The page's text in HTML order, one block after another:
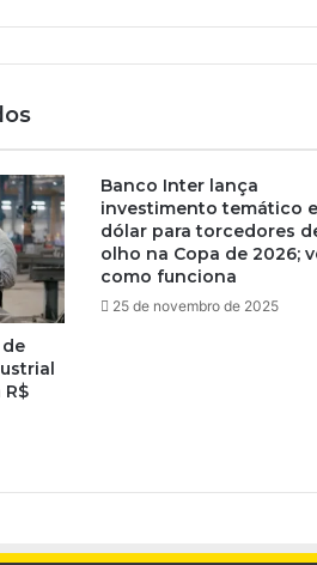
R$
Banco Inter lança
investimento temático
dólar para torcedores
olho na Copa de 2026;
como funciona
25 de novembro de 2025